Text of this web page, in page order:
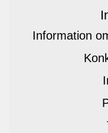
Information